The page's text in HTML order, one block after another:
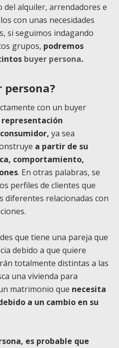
del alquiler, arrendadores e
con unas necesidades
si seguimos indagando
grupos, podremos
buyer persona.
persona?
con un buyer
representación
ya sea
a partir de su
comportamiento,
. En otras palabras, se
perfiles de clientes que
diferentes relacionadas con
que tiene una pareja que
debido a que quiere
totalmente distintas a las
una vivienda para
matrimonio que necesita
a un cambio en su
es probable que